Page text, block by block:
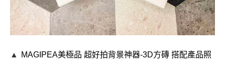
▲ MAGIPEA美極品 超好拍背景神器-3D方磚 搭配產品照